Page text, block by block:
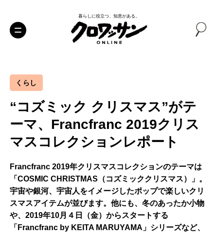
暮らしに役立つ、知恵がある。
くらし
“コズミック クリスマス”がテ
ーマ、Francfranc 2019クリス
マスコレクションレポート
Francfranc 2019年クリスマスコレクションのテーマは
「COSMIC CHRISTMAS（コズミッククリスマス）」。
宇宙や銀河、宇宙人をイメージしたポップで楽しいクリ
スマスアイテムが並びます。他にも、冬のあったか小物
や、2019年10月４日（金）からスタートする
「Francfranc by KEITA MARUYAMA」シリーズなど、